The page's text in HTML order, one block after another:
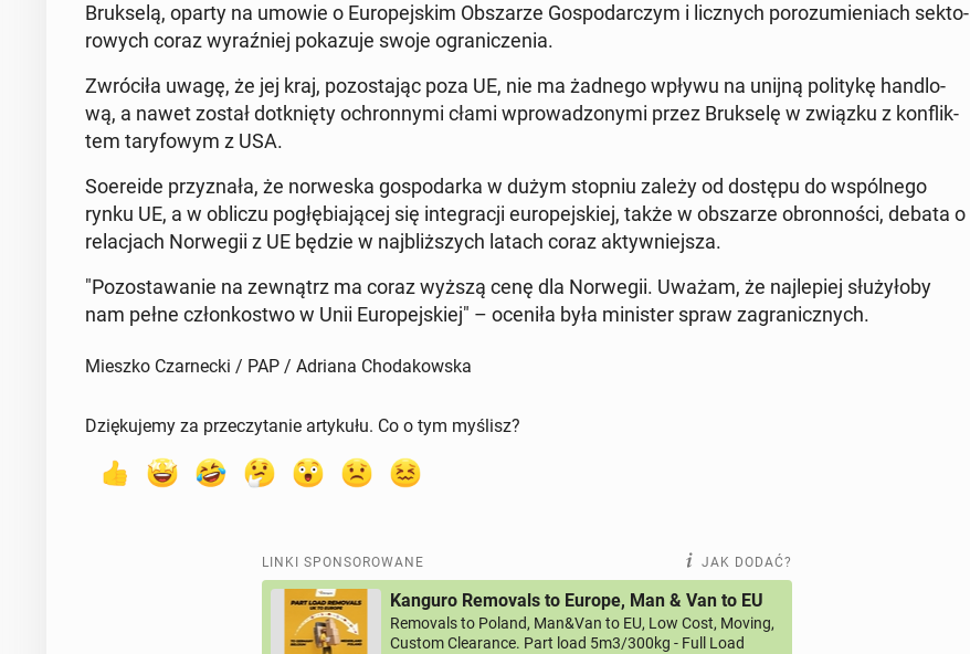
Bruk­se­lą, oparty na umowie o Eu­ro­pej­skim Ob­sza­rze Go­spo­dar­czym i licz­nych po­ro­zu­mie­niach sek­to­
ro­wych coraz wy­raź­niej po­ka­zu­je swoje ogra­ni­cze­nia.
Zwró­ci­ła uwagę, że jej kraj, po­zo­sta­jąc poza UE, nie ma żadnego wpływu na unijną po­li­ty­kę han­dlo­
wą, a nawet został do­tknię­ty ochron­ny­mi cłami wpro­wa­dzo­ny­mi przez Bruk­se­lę w związku z kon­flik­
tem ta­ry­fo­wym z USA.
So­ere­ide przy­zna­ła, że nor­we­ska go­spo­dar­ka w dużym stopniu zależy od dostępu do wspól­ne­go
rynku UE, a w obliczu po­głę­bia­ją­cej się in­te­gra­cji eu­ro­pej­skiej, także w ob­sza­rze obron­no­ści, debata o
re­la­cjach Nor­we­gii z UE będzie w naj­bliż­szych latach coraz ak­tyw­niej­sza.
"Po­zo­sta­wa­nie na ze­wnątrz ma coraz wyższą cenę dla Nor­we­gii. Uważam, że naj­le­piej słu­ży­ło­by
nam pełne człon­ko­stwo w Unii Eu­ro­pej­skiej" – oceniła była mi­ni­ster spraw za­gra­nicz­nych.
Mieszko Czarnecki / PAP / Adriana Chodakowska
Dziękujemy za przeczytanie artykułu. Co o tym myślisz?
LINKI SPONSOROWANE JAK DODAĆ?
Kanguro Removals to Europe, Man & Van to EU
Removals to Poland, Man&Van to EU, Low Cost, Moving,
Custom Clearance. Part load 5m3/300kg - Full Load